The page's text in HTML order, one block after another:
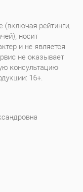
(включая рейтинги,
носит
и не является
не оказывает
консультацию
16+.